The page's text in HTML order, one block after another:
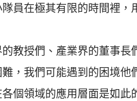
員在極其有限的時間裡，
教授們、產業界的董事
，我們可能遇到的困境
個領域的應用層面是如